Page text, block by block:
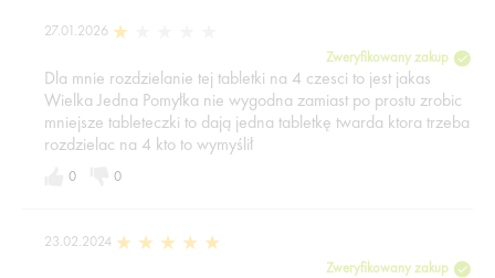
27.01.2026
Zweryfikowany zakup
Dla mnie rozdzielanie tej tabletki na 4 czesci to jest jakas
Wielka Jedna Pomyłka nie wygodna zamiast po prostu zrobic
mniejsze tableteczki to dają jedna tabletkę twarda ktora trzeba
rozdzielac na 4 kto to wymyślił
0 0
23.02.2024
Zweryfikowany zakup